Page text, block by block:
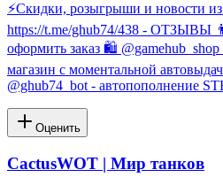
⚡️Скидки, розыгрыши и новости
https://t.me/ghub74/438 - ОТЗЫВЫ
оформить заказ 🛍
магазин с моментальной
@ghub74_bot - автопополнение
Оценить
CactusWOT | Мир танков